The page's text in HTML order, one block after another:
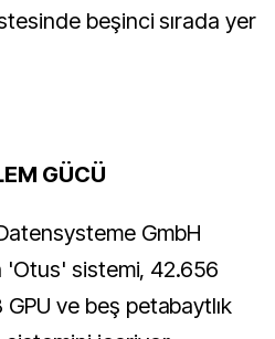
beşinci sırada yer
GÜCÜ
GmbH
'Otus' sistemi, 42.656
ve beş petabaytlık